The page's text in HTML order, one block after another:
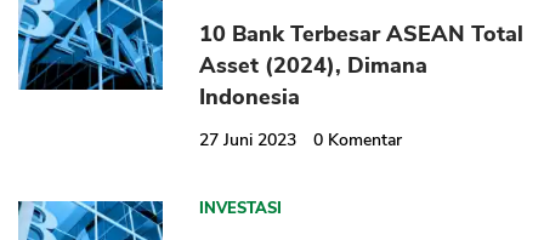
10 Bank Terbesar ASEAN Total
Asset (2024), Dimana
Indonesia
27 Juni 2023 0 Komentar
INVESTASI